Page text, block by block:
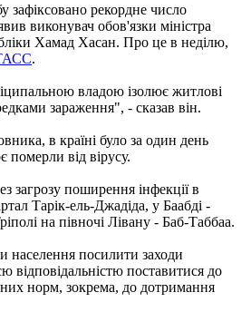
зафіксовано рекордне число
виконувач обов'язки міністра
Хамад Хасан. Про це в неділю,
.
владою ізолює житлові
зараження", - сказав він.
в країні було за один день
померли від вірусу.
загрозу поширення інфекції в
Тарік-ель-Джадіда, у Баабді -
на півночі Лівану - Баб-Таббаа.
населення посилити заходи
відповідальністю поставитися до
норм, зокрема, до дотримання